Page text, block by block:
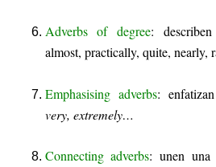
Adverbs of degree:
almost, practically, quite, nearly,
Emphasising adverbs:
very, extremely…
Connecting adverbs: unen una